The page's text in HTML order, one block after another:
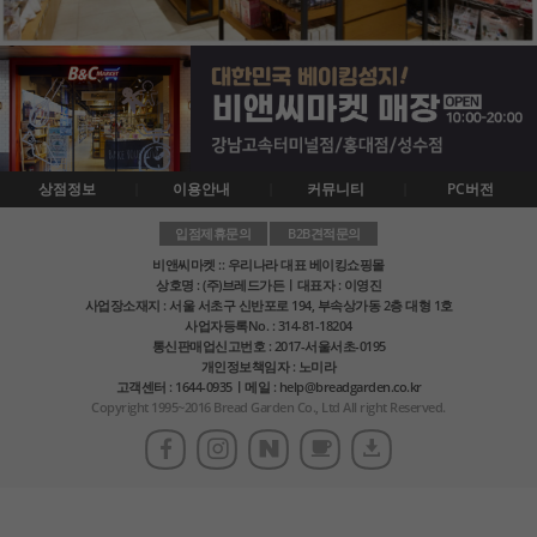
상점정보 이용안내 커뮤니티 PC버전
입점제휴문의
B2B견적문의
비앤씨마켓 :: 우리나라 대표 베이킹쇼핑몰
상호명 : (주)브레드가든ㅣ대표자 : 이영진
사업장소재지 : 서울 서초구 신반포로 194, 부속상가동 2층 대형 1호
사업자등록No. : 314-81-18204
통신판매업신고번호 : 2017-서울서초-0195
개인정보책임자 : 노미라
고객센터 : 1644-0935ㅣ메일 : help@breadgarden.co.kr
Copyright 1995~2016 Bread Garden Co., Ltd All right Reserved.